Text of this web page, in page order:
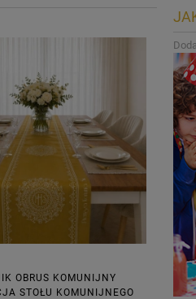
OBRUS KOMUNIJNY
STOŁU KOMUNIJNEGO